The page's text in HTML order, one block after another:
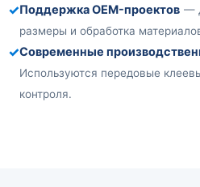
✓Поддержка OEM-проектов —
размеры и обработка
✓Современные
Используются передовые
контроля.